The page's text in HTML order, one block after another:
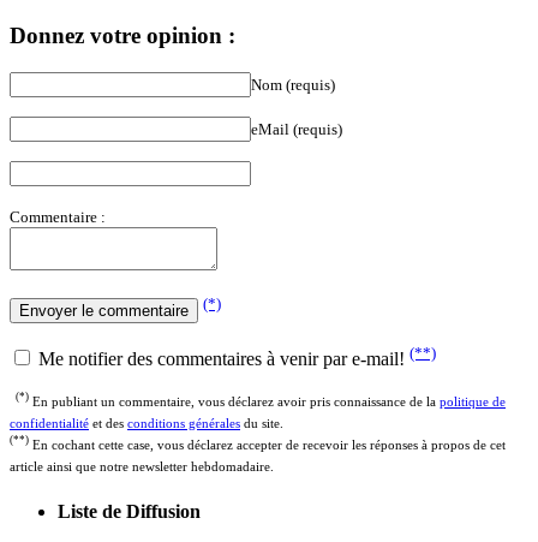
Donnez votre opinion :
Nom (requis)
eMail (requis)
Commentaire :
(*)
Me notifier des commentaires à venir par e-mail! (**)
(*) En publiant un commentaire, vous déclarez avoir pris connaissance de la politique de
confidentialité et des conditions générales du site.
(**) En cochant cette case, vous déclarez accepter de recevoir les réponses à propos de cet
article ainsi que notre newsletter hebdomadaire.
Liste de Diffusion